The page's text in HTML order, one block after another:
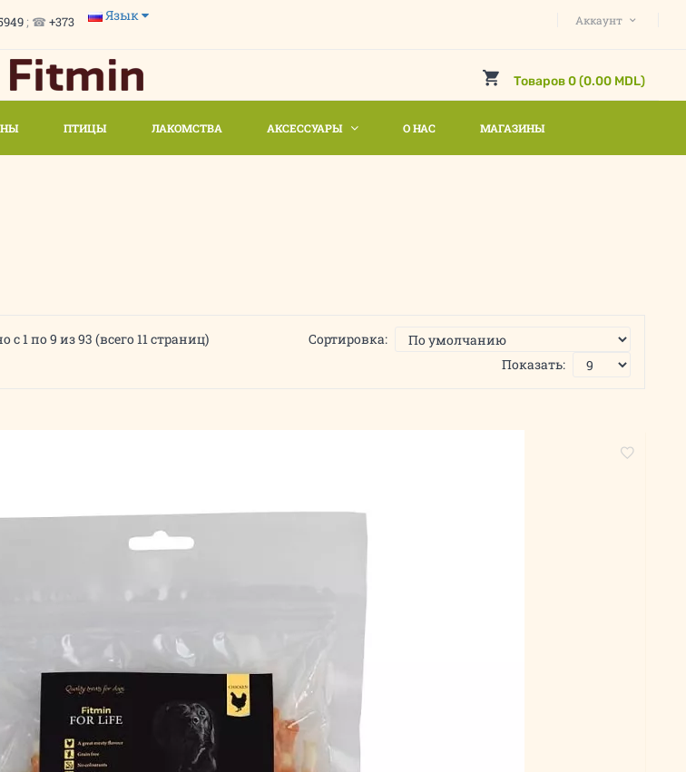
; ☎+373
Аккаунт
Язык
Товаров 0 (0.00 MDL)
ПТИЦЫ ЛАКОМСТВА АКСЕССУАРЫ О НАС МАГАЗИНЫ
с 1 по 9 из 93 (всего 11 страниц)
Сортировка:
Показать: